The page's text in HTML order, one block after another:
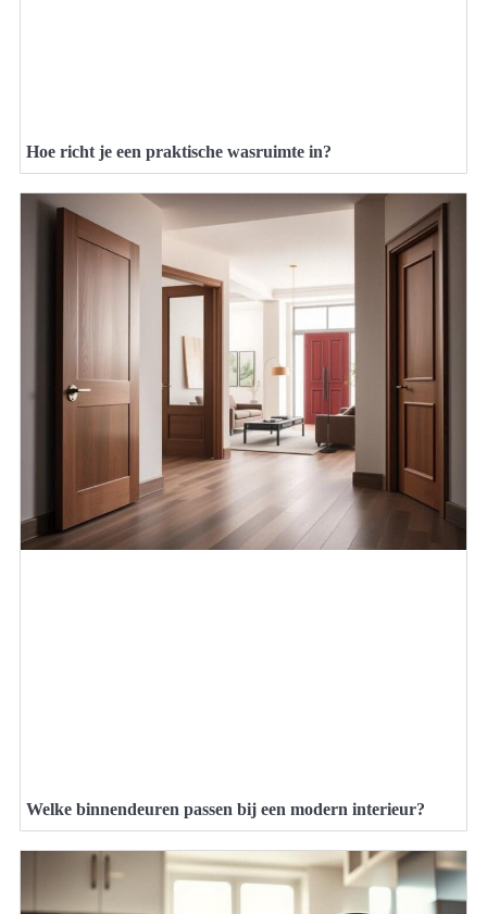
Hoe richt je een praktische wasruimte in?
Welke binnendeuren passen bij een modern interieur?